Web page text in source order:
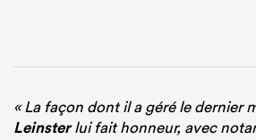
« La façon dont il a géré le dernier
Leinsterlui fait honneur, avec